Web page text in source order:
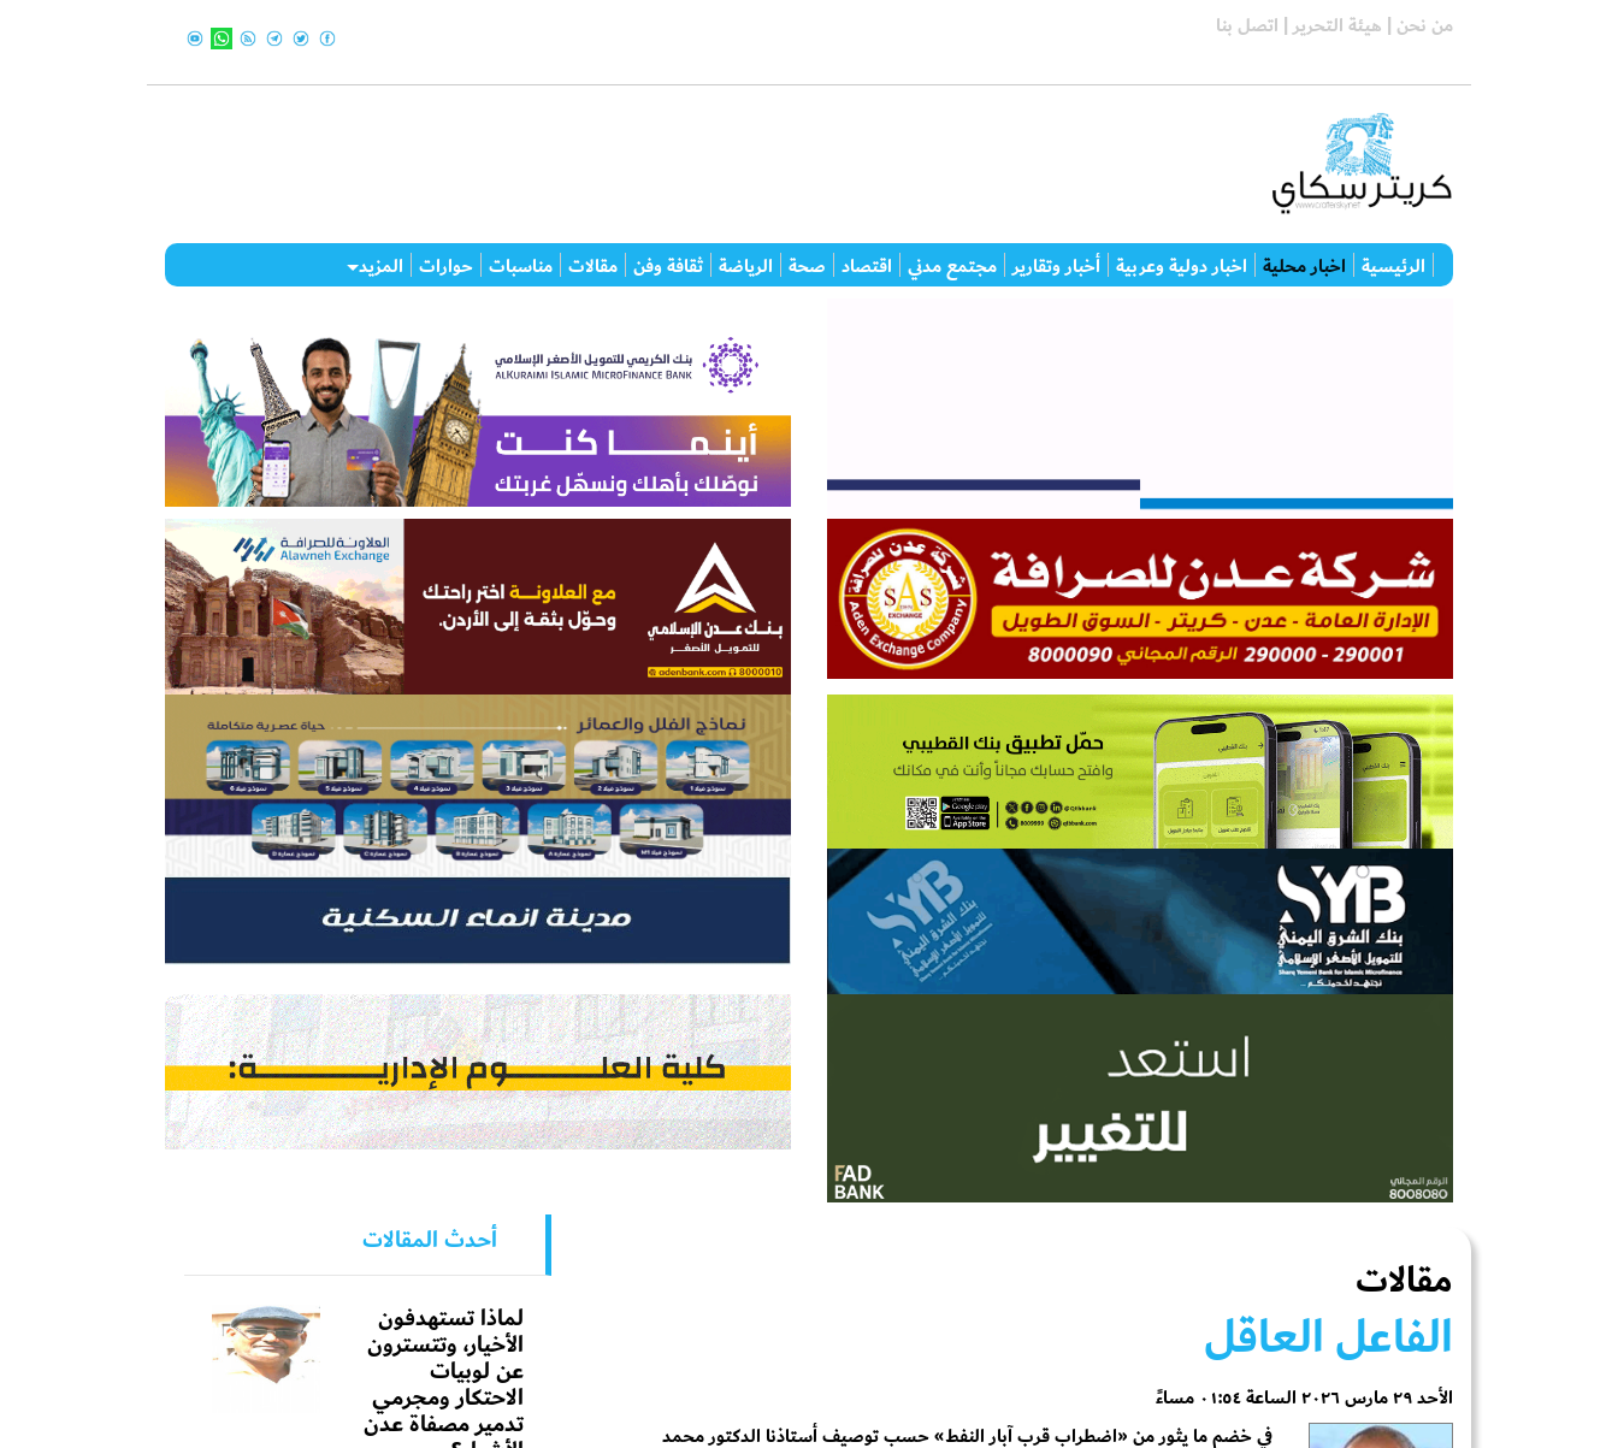
من نحن | هيئة التحرير | اتصل بنا
الرئيسية اخبار محلية اخبار دولية وعربية أخبار وتقارير مجتمع مدني اقتصاد صحة الرياضة ثقافة وفن مقالات مناسبات حوارات المزيد
مقالات
الفاعل العاقل
الأحد ٢٩ مارس ٢٠٢٦ الساعة ٠١:٥٤ مساءً
في خضم ما يثور من «اضطراب قرب آبار النفط» حسب توصيف أستاذنا الدكتور محمد
أحدث المقالات
لماذا تستهدفون
الأخيار، وتتسترون
عن لوبيات
الاحتكار ومجرمي
تدمير مصفاة عدن